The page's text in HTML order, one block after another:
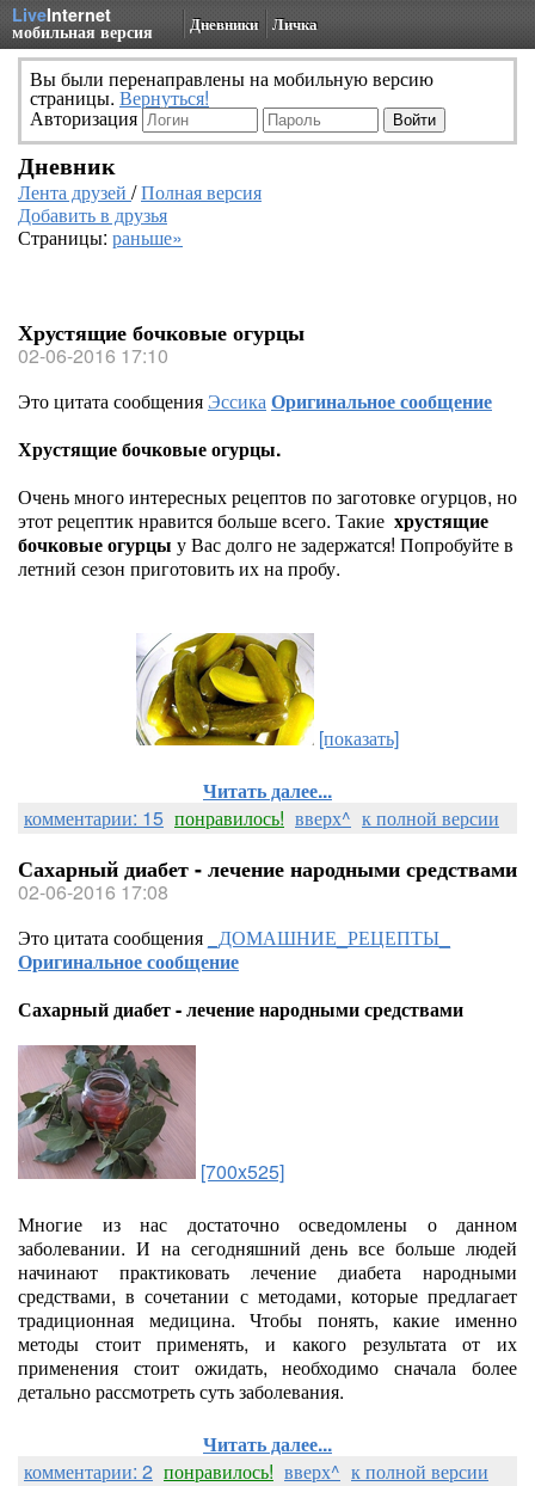
LiveInternet
мобильная версия Дневники Личка
Вы были перенаправлены на мобильную версию
страницы. Вернуться!
Авторизация
Дневник
Лента друзей /Полная версия
Добавить в друзья
Страницы: раньше»
Хрустящие бочковые огурцы
02-06-2016 17:10
Это цитата сообщения ЭссикаОригинальное сообщение
Хрустящие бочковые огурцы.
Очень много интересных рецептов по заготовке огурцов, но
этот рецептик нравится больше всего. Такие хрустящие
бочковые огурцы у Вас долго не задержатся! Попробуйте в
летний сезон приготовить их на пробу.
[показать]
Читать далее...
комментарии: 15 понравилось! вверх^ к полной версии
Сахарный диабет - лечение народными средствами
02-06-2016 17:08
Это цитата сообщения _ДОМАШНИЕ_РЕЦЕПТЫ_
Оригинальное сообщение
Сахарный диабет - лечение народными средствами
[700x525]
Многие из нас достаточно осведомлены о данном
заболевании. И на сегодняшний день все больше людей
начинают практиковать лечение диабета народными
средствами, в сочетании с методами, которые предлагает
традиционная медицина. Чтобы понять, какие именно
методы стоит применять, и какого результата от их
применения стоит ожидать, необходимо сначала более
детально рассмотреть суть заболевания.
Читать далее...
комментарии: 2 понравилось! вверх^ к полной версии